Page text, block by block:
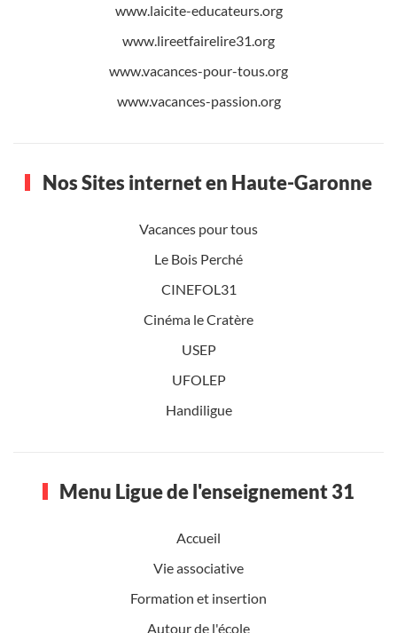
www.laicite-educateurs.org
www.lireetfairelire31.org
www.vacances-pour-tous.org
www.vacances-passion.org
Nos Sites internet en Haute-Garonne
Vacances pour tous
Le Bois Perché
CINEFOL31
Cinéma le Cratère
USEP
UFOLEP
Handiligue
Menu Ligue de l'enseignement 31
Accueil
Vie associative
Formation et insertion
Autour de l'école